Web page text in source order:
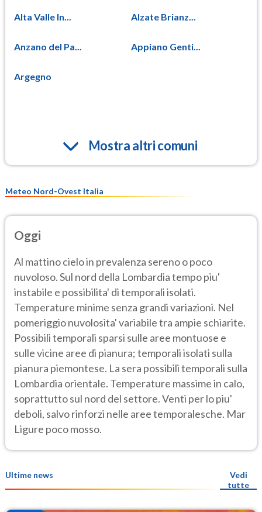
Alta Valle In... Alzate Brianz...
Anzano del Pa... Appiano Genti...
Argegno
Mostra altri comuni
Meteo Nord-Ovest Italia
Oggi
Al mattino cielo in prevalenza sereno o poco
nuvoloso. Sul nord della Lombardia tempo piu'
instabile e possibilita' di temporali isolati.
Temperature minime senza grandi variazioni. Nel
pomeriggio nuvolosita' variabile tra ampie schiarite.
Possibili temporali sparsi sulle aree montuose e
sulle vicine aree di pianura; temporali isolati sulla
pianura piemontese. La sera possibili temporali sulla
Lombardia orientale. Temperature massime in calo,
soprattutto sul nord del settore. Venti per lo piu'
deboli, salvo rinforzi nelle aree temporalesche. Mar
Ligure poco mosso.
Ultime news
Vedi
tutte